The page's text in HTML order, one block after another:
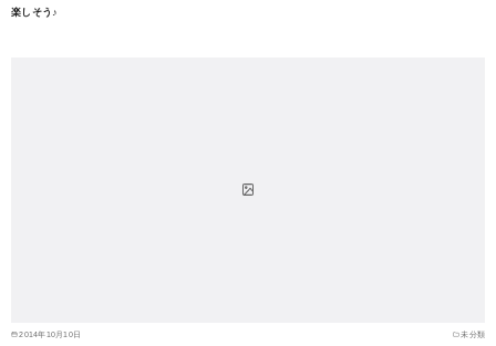
楽しそう♪
2014年10月10日 未分類